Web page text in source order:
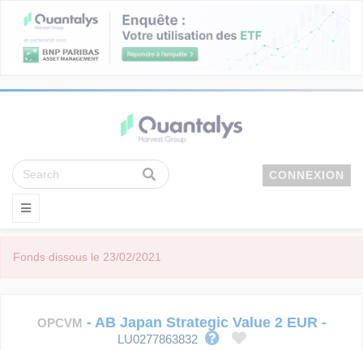
CONNEXION
Fonds dissous le 23/02/2021
OPCVM - AB Japan Strategic Value 2 EUR-
LU0277863832